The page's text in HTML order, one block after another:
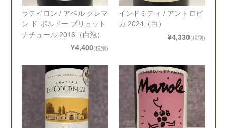
ラテイロン / アベル クレマ
ン ド ボルドー ブリュット
ナチュール 2016（白泡）
¥4,400(税別)
インドミティ / アントロピ
カ 2024（白）
¥4,330(税別)